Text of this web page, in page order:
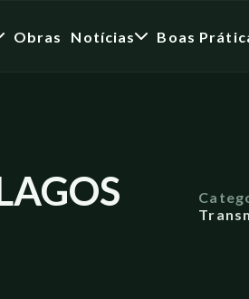
Obras Notícias Boas